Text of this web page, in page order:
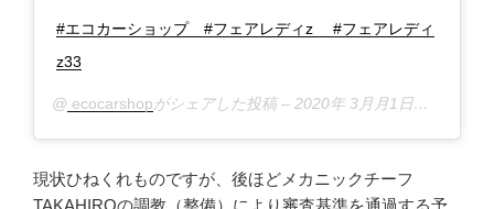
#エコカーショップ #フェアレディz #フェアレディ
z33
@ ecocarshopがシェアした投稿 – 2020年 3月月1日午後5時56分PST
現状ひねくれものですが、後ほどメカニックチーフ
TAKAHIROの調教（整備）により審査基準を通過する予